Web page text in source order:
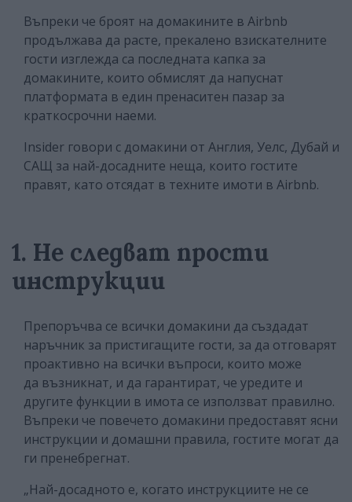
Въпреки че броят на домакините в Airbnb
продължава да расте, прекалено взискателните
гости изглежда са последната капка за
домакините, които обмислят да напуснат
платформата в един пренаситен пазар за
краткосрочни наеми.
Insider говори с домакини от Англия, Уелс, Дубай и
САЩ за най-досадните неща, които гостите
правят, като отсядат в техните имоти в Airbnb.
1. Не следват прости
инструкции
Препоръчва се всички домакини да създадат
наръчник за пристигащите гости, за да отговарят
проактивно на всички въпроси, които може
да възникнат, и да гарантират, че уредите и
другите функции в имота се използват правилно.
Въпреки че повечето домакини предоставят ясни
инструкции и домашни правила, гостите могат да
ги пренебрегнат.
„Най-досадното е, когато инструкциите не се